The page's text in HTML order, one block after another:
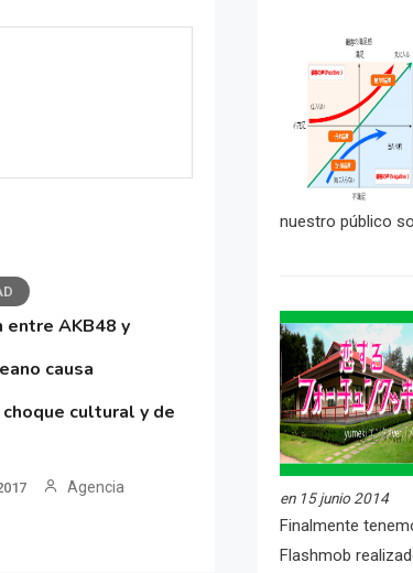
entre AKB48 y
causa
cultural y de
Agencia
nuestro público
en 15 junio 2014
Finalmente
Flashmob